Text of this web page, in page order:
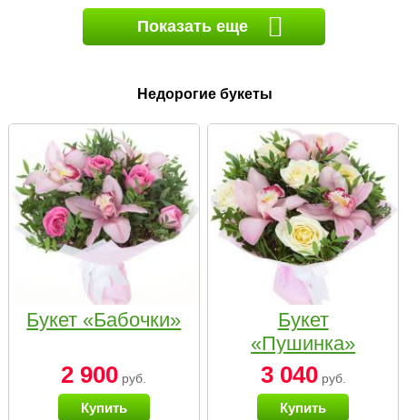
Показать еще
Недорогие букеты
Букет «Бабочки»
2 900 руб.
Купить
Букет
«Пушинка»
3 040руб.
Купить